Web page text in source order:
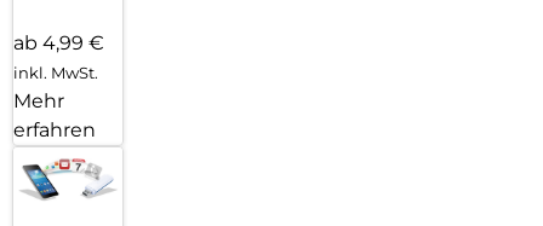
ab 4,99 €
inkl. MwSt.
Mehr
erfahren